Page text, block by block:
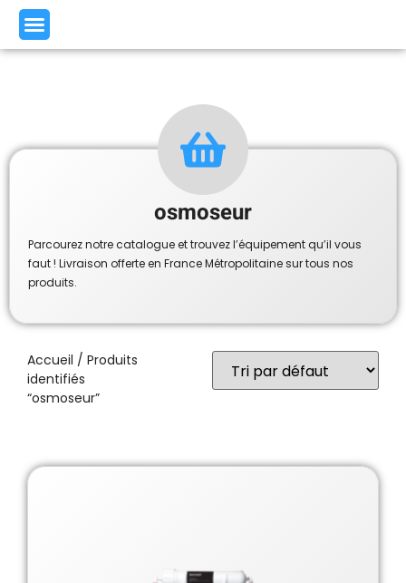
osmoseur
Parcourez notre catalogue et trouvez l’équipement qu’il vous
faut ! Livraison offerte en France Métropolitaine sur tous nos
produits.
Accueil / Produits
identifiés
“osmoseur”